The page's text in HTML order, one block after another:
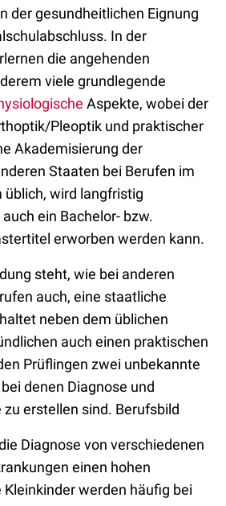
der gesundheitlichen Eignung
In der
die angehenden
viele grundlegende
Aspekte, wobei der
Pleoptik und praktischer
Akademisierung der
Staaten bei Berufen im
wird langfristig
ein Bachelor- bzw.
erworben werden kann.
steht, wie bei anderen
auch, eine staatliche
neben dem üblichen
auch einen praktischen
Prüflingen zwei unbekannte
denen Diagnose und
erstellen sind. Berufsbild
Diagnose von verschiedenen
einen hohen
werden häufig bei